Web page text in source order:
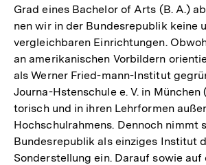
Grad eines Bachelor of Arts (B. A.)
nen wir in der Bundesrepublik keine
vergleichbaren Einrichtungen.
an amerikanischen Vorbildern
als Werner Fried-mann-Institut
Journa-Hstenschule e. V. in München
torisch und in ihren Lehrformen
Hochschulrahmens. Dennoch nimmt
Bundesrepublik als einziges Institut
Sonderstellung ein. Darauf sowie auf